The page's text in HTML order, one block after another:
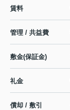
賃料
管理 / 共益費
敷金(保証金)
礼金
償却 / 敷引